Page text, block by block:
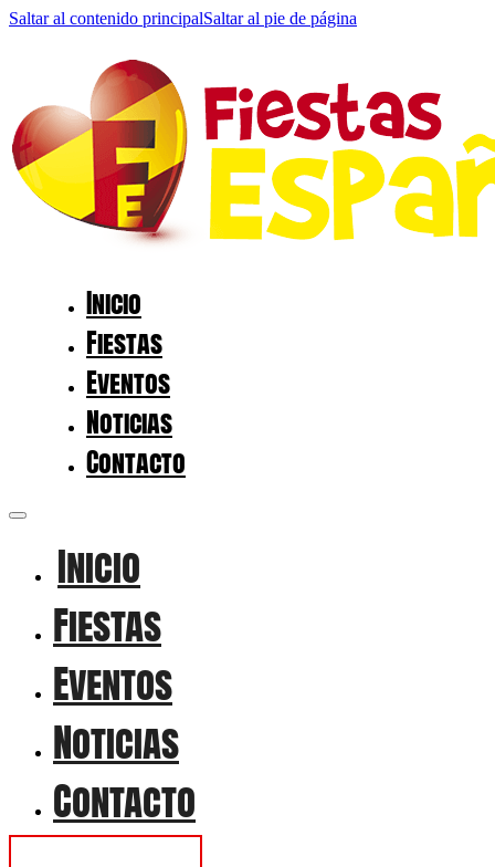
Saltar al contenido principalSaltar al pie de página
Inicio
Fiestas
Eventos
Noticias
Contacto
Inicio
Fiestas
Eventos
Noticias
Contacto